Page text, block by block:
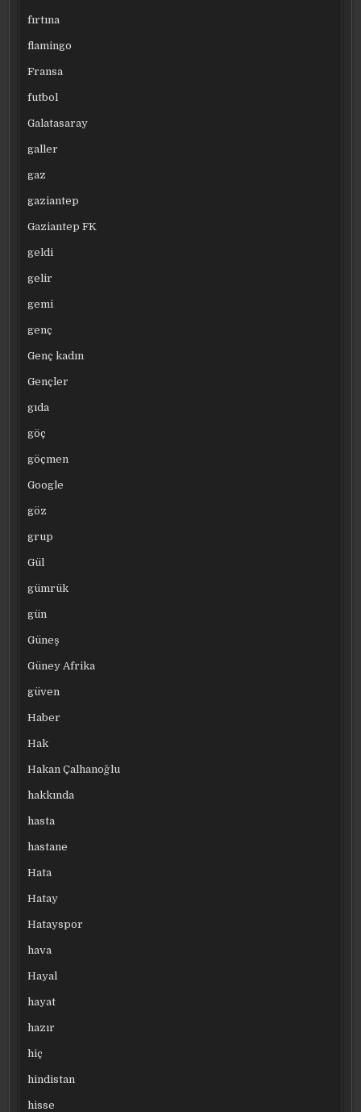
fırtına
flamingo
Fransa
futbol
Galatasaray
galler
gaz
gaziantep
Gaziantep FK
geldi
gelir
gemi
genç
Genç kadın
Gençler
gıda
göç
göçmen
Google
göz
grup
Gül
gümrük
gün
Güneş
Güney Afrika
güven
Haber
Hak
Hakan Çalhanoğlu
hakkında
hasta
hastane
Hata
Hatay
Hatayspor
hava
Hayal
hayat
hazır
hiç
hindistan
hisse